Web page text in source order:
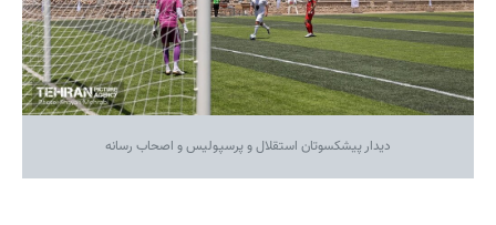
دیدار پیشکسوتان استقلال و پرسپولیس و اصحاب رسانه